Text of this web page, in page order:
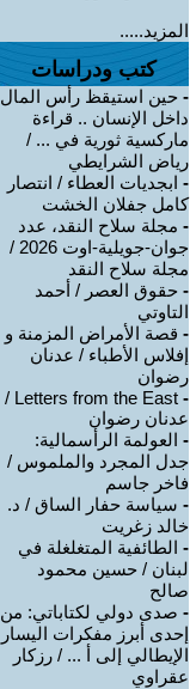
المزيد.....
كتب ودراسات
- حين استيقظ رأس المال
داخل الإنسان .. قراءة
ماركسية ثورية في ... /
رياض الشرايطي
- ابجديات العطاء / انتصار
كامل جفلان الخشت
- مجلة سلاح النقد، عدد
جوان-جويلية-اوت 2026 /
مجلة سلاح النقد
- حقوق العصر / أحمد
التاوتي
- قصة الأمراض المزمنة و
إفلاس الأطباء / عدنان
رضوان
-
Letters from the East /
عدنان رضوان
- العولمة الرأسمالية:
جدل المجرد والملموس /
فاخر جاسم
- سياسة حفار الساق / د.
خالد زغريت
- الطائفية المتغلغلة في
لبنان / حسين محمود
صالح
- صدى دولي لكتاباتي: من
إحدى أبرز مفكرات اليسار
الإيطالي إلى أ ... / رزكار
عقراوي